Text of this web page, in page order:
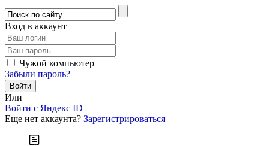
Вход в аккаунт
Чужой компьютер
Забыли пароль?
Или
Войти c Яндекс ID
Еще нет аккаунта? Зарегистрироваться